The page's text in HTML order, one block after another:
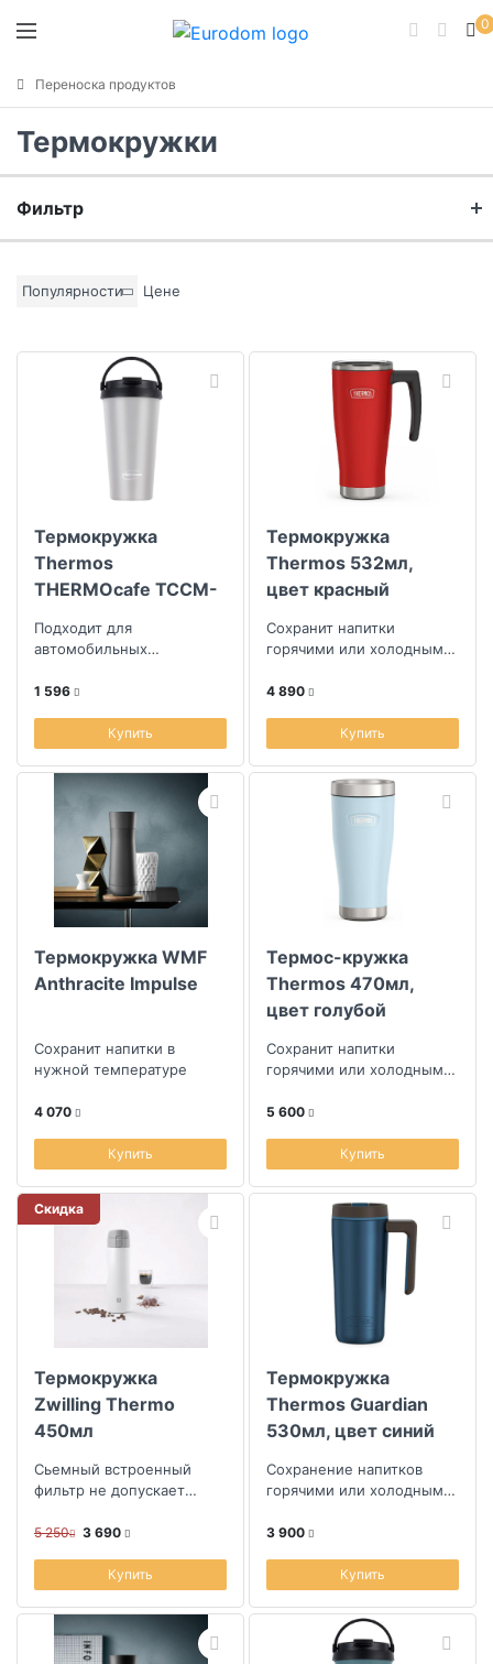
0
Переноска продуктов
Термокружки
Фильтр
Скидка
Ширина (см)
Популярности Цене
Термокружка
Thermos
THERMOcafe TCCM-
Подходит для
автомобильных
1 596
Купить
Термокружка
Thermos 532мл,
цвет красный
Сохранит напитки
горячими или холодными
4 890
Купить
Термокружка WMF
Anthracite Impulse
Сохранит напитки в
нужной температуре
4 070
Купить
Термос-кружка
Thermos 470мл,
цвет голубой
Сохранит напитки
горячими или холодными
5 600
Купить
Скидка
Термокружка
Zwilling Thermo
450мл
Сьемный встроенный
фильтр не допускает
листьев.
5 250 3 690
Купить
Термокружка
Thermos Guardian
530мл, цвет синий
Сохранение напитков
горячими или холодными
3 900
Купить